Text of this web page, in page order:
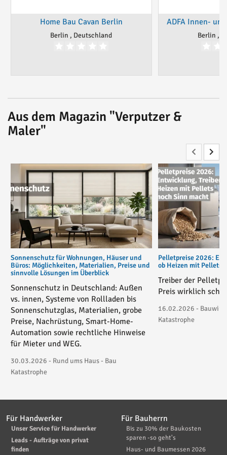
Home Bau Cavan Berlin
Berlin , Deutschland
ADFA Innen-
Berlin ,
Aus dem Magazin "Verputzer &
Maler"
Sonnenschutz für Wohnungen, Häuser und
Büros: Möglichkeiten, Materialien, Preise und
sinnvolle Lösungen im Überblick
Sonnenschutz in Deutschland: Außen
vs. innen, Systeme von Rollladen bis
Sonnenschutzglas, Materialien, grobe
Preise, Nachrüstung, Smart-Home-
Automation sowie rechtliche Hinweise
für Mieter und WEG.
30.03.2026 - Rund ums Haus - Bau
Katastrophe
Pelletpreise 2026:
ob Heizen mit Pellets
Treiber der
Preis wirklich
16.02.2026 -
Katastrophe
Für Handwerker
Unser Service für Handwerker
Leads - Aufträge von privat
finden
Für Bauherrn
Bis zu 30% der Baukosten
sparen -so geht's
Haus- und Baumessen 2026